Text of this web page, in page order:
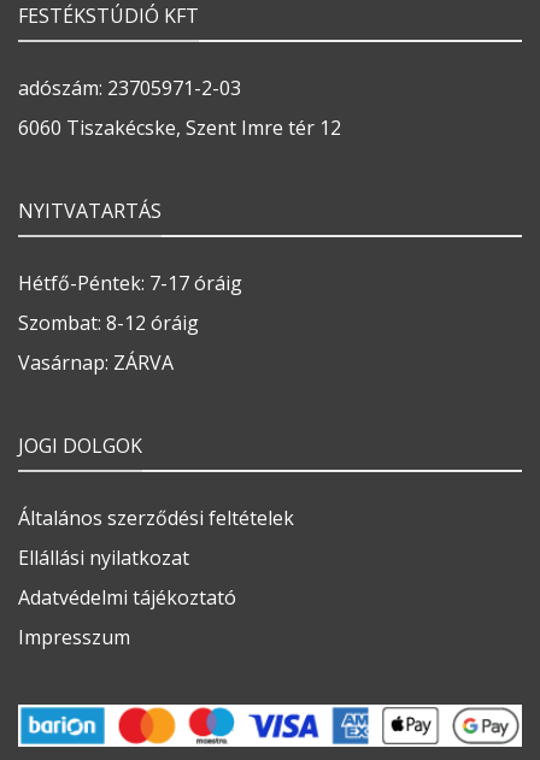
FESTÉKSTÚDIÓ KFT
adószám: 23705971-2-03
6060 Tiszakécske, Szent Imre tér 12
NYITVATARTÁS
Hétfő-Péntek: 7-17 óráig
Szombat: 8-12 óráig
Vasárnap: ZÁRVA
JOGI DOLGOK
Általános szerződési feltételek
Ellállási nyilatkozat
Adatvédelmi tájékoztató
Impresszum